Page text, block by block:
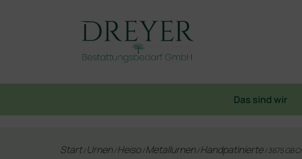
Das sind wir
Start/Urnen/Heiso/Metallurnen/Handpatinierte/ 3675 GB